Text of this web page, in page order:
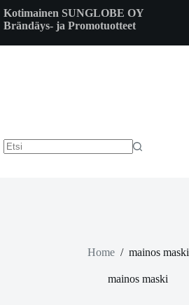
to
content
Kotimainen SUNGLOBE OY
Brändäys- ja Promotuotteet
Home / mainos maski
mainos maski